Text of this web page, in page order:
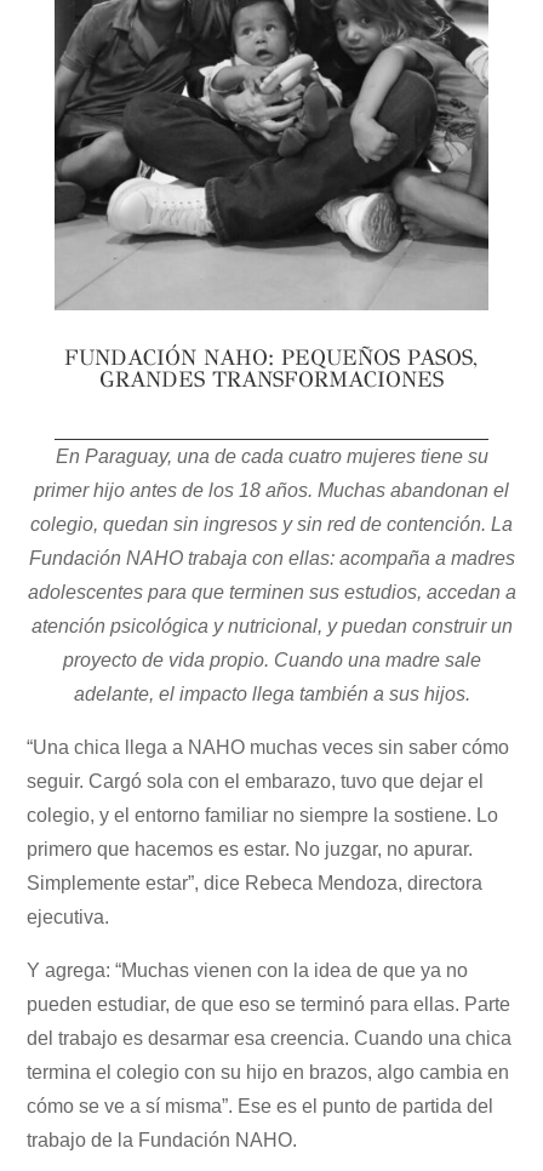
FUNDACIÓN NAHO: PEQUEÑOS PASOS,
GRANDES TRANSFORMACIONES
En Paraguay, una de cada cuatro mujeres tiene su
primer hijo antes de los 18 años. Muchas abandonan el
colegio, quedan sin ingresos y sin red de contención. La
Fundación NAHO trabaja con ellas: acompaña a madres
adolescentes para que terminen sus estudios, accedan a
atención psicológica y nutricional, y puedan construir un
proyecto de vida propio. Cuando una madre sale
adelante, el impacto llega también a sus hijos.
“Una chica llega a NAHO muchas veces sin saber cómo
seguir. Cargó sola con el embarazo, tuvo que dejar el
colegio, y el entorno familiar no siempre la sostiene. Lo
primero que hacemos es estar. No juzgar, no apurar.
Simplemente estar”, dice Rebeca Mendoza, directora
ejecutiva.
Y agrega: “Muchas vienen con la idea de que ya no
pueden estudiar, de que eso se terminó para ellas. Parte
del trabajo es desarmar esa creencia. Cuando una chica
termina el colegio con su hijo en brazos, algo cambia en
cómo se ve a sí misma”. Ese es el punto de partida del
trabajo de la Fundación NAHO.